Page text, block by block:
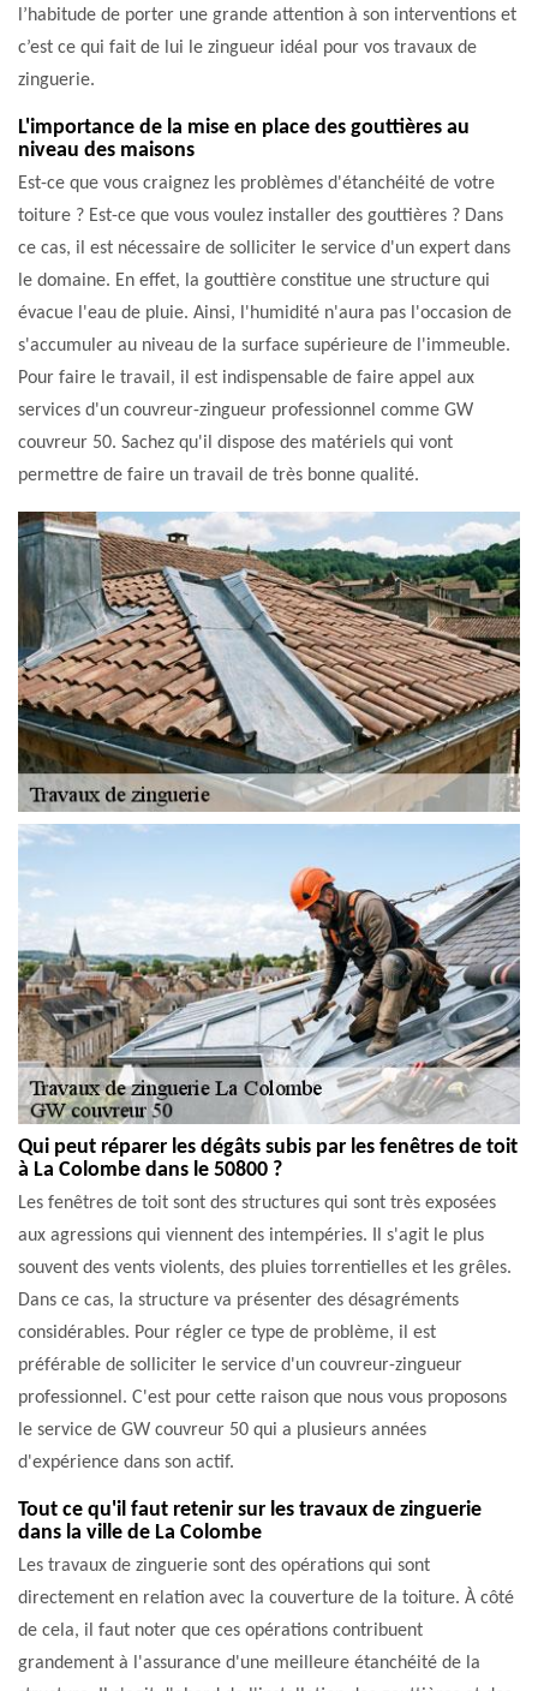
l’habitude de porter une grande attention à son interventions et
c’est ce qui fait de lui le zingueur idéal pour vos travaux de
zinguerie.
L'importance de la mise en place des gouttières au
niveau des maisons
Est-ce que vous craignez les problèmes d'étanchéité de votre
toiture ? Est-ce que vous voulez installer des gouttières ? Dans
ce cas, il est nécessaire de solliciter le service d'un expert dans
le domaine. En effet, la gouttière constitue une structure qui
évacue l'eau de pluie. Ainsi, l'humidité n'aura pas l'occasion de
s'accumuler au niveau de la surface supérieure de l'immeuble.
Pour faire le travail, il est indispensable de faire appel aux
services d'un couvreur-zingueur professionnel comme GW
couvreur 50. Sachez qu'il dispose des matériels qui vont
permettre de faire un travail de très bonne qualité.
Qui peut réparer les dégâts subis par les fenêtres de toit
à La Colombe dans le 50800 ?
Les fenêtres de toit sont des structures qui sont très exposées
aux agressions qui viennent des intempéries. Il s'agit le plus
souvent des vents violents, des pluies torrentielles et les grêles.
Dans ce cas, la structure va présenter des désagréments
considérables. Pour régler ce type de problème, il est
préférable de solliciter le service d'un couvreur-zingueur
professionnel. C'est pour cette raison que nous vous proposons
le service de GW couvreur 50 qui a plusieurs années
d'expérience dans son actif.
Tout ce qu'il faut retenir sur les travaux de zinguerie
dans la ville de La Colombe
Les travaux de zinguerie sont des opérations qui sont
directement en relation avec la couverture de la toiture. À côté
de cela, il faut noter que ces opérations contribuent
grandement à l'assurance d'une meilleure étanchéité de la